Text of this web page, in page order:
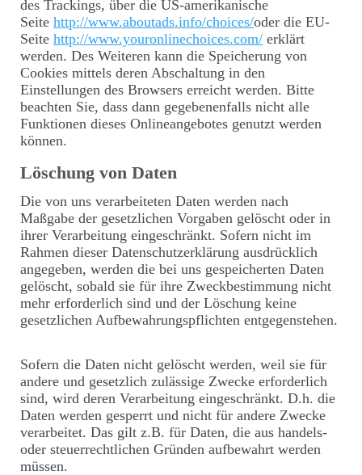
des Trackings, über die US-amerikanische
Seite http://www.aboutads.info/choices/oder die EU-
Seite http://www.youronlinechoices.com/ erklärt
werden. Des Weiteren kann die Speicherung von
Cookies mittels deren Abschaltung in den
Einstellungen des Browsers erreicht werden. Bitte
beachten Sie, dass dann gegebenenfalls nicht alle
Funktionen dieses Onlineangebotes genutzt werden
können.
Löschung von Daten
Die von uns verarbeiteten Daten werden nach
Maßgabe der gesetzlichen Vorgaben gelöscht oder in
ihrer Verarbeitung eingeschränkt. Sofern nicht im
Rahmen dieser Datenschutzerklärung ausdrücklich
angegeben, werden die bei uns gespeicherten Daten
gelöscht, sobald sie für ihre Zweckbestimmung nicht
mehr erforderlich sind und der Löschung keine
gesetzlichen Aufbewahrungspflichten entgegenstehen.
Sofern die Daten nicht gelöscht werden, weil sie für
andere und gesetzlich zulässige Zwecke erforderlich
sind, wird deren Verarbeitung eingeschränkt. D.h. die
Daten werden gesperrt und nicht für andere Zwecke
verarbeitet. Das gilt z.B. für Daten, die aus handels-
oder steuerrechtlichen Gründen aufbewahrt werden
müssen.